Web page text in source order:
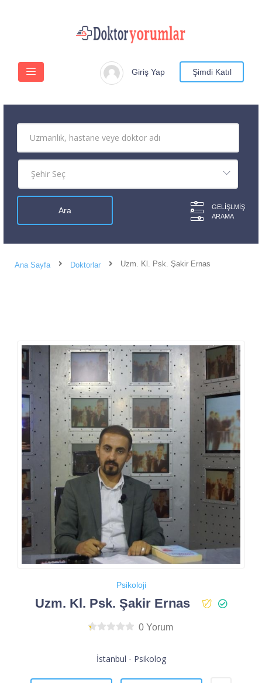
Giriş Yap Şimdi Katıl
GELIŞLMIŞ
ARAMA
Ana Sayfa Doktorlar Uzm. Kl. Psk. Şakir Ernas
Psikoloji
Uzm. Kl. Psk. Şakir Ernas
0 Yorum
İstanbul - Psikolog